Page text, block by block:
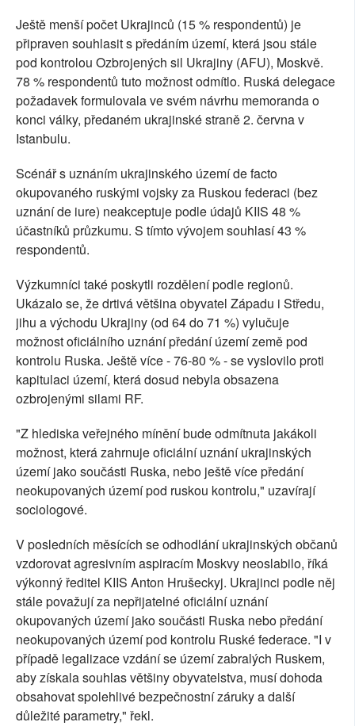
Ještě menší počet Ukrajinců (15 % respondentů) je
připraven souhlasit s předáním území, která jsou stále
pod kontrolou Ozbrojených sil Ukrajiny (AFU), Moskvě.
78 % respondentů tuto možnost odmítlo. Ruská delegace
požadavek formulovala ve svém návrhu memoranda o
konci války, předaném ukrajinské straně 2. června v
Istanbulu.
Scénář s uznáním ukrajinského území de facto
okupovaného ruskými vojsky za Ruskou federaci (bez
uznání de iure) neakceptuje podle údajů KIIS 48 %
účastníků průzkumu. S tímto vývojem souhlasí 43 %
respondentů.
Výzkumníci také poskytli rozdělení podle regionů.
Ukázalo se, že drtivá většina obyvatel Západu i Středu,
jihu a východu Ukrajiny (od 64 do 71 %) vylučuje
možnost oficiálního uznání předání území země pod
kontrolu Ruska. Ještě více - 76-80 % - se vyslovilo proti
kapitulaci území, která dosud nebyla obsazena
ozbrojenými silami RF.
"Z hlediska veřejného mínění bude odmítnuta jakákoli
možnost, která zahrnuje oficiální uznání ukrajinských
území jako součásti Ruska, nebo ještě více předání
neokupovaných území pod ruskou kontrolu," uzavírají
sociologové.
V posledních měsících se odhodlání ukrajinských občanů
vzdorovat agresivním aspiracím Moskvy neoslabilo, říká
výkonný ředitel KIIS Anton Hrušeckyj. Ukrajinci podle něj
stále považují za nepřijatelné oficiální uznání
okupovaných území jako součásti Ruska nebo předání
neokupovaných území pod kontrolu Ruské federace. "I v
případě legalizace vzdání se území zabralých Ruskem,
aby získala souhlas většiny obyvatelstva, musí dohoda
obsahovat spolehlivé bezpečnostní záruky a další
důležité parametry," řekl.